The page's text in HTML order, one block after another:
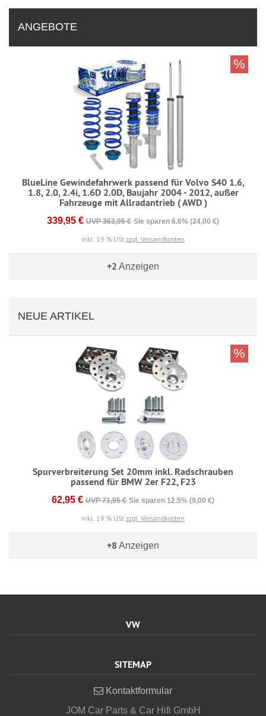
ANGEBOTE
BlueLine Gewindefahrwerk passend für Volvo S40 1.6,
1.8, 2.0, 2.4i, 1.6D 2.0D, Baujahr 2004 - 2012, außer
Fahrzeuge mit Allradantrieb ( AWD )
339,95 € UVP 363,95 € Sie sparen 6.6% (24,00 €)
inkl. 19 % USt zzgl. Versandkosten
%
+2 Anzeigen
NEUE ARTIKEL
Spurverbreiterung Set 20mm inkl. Radschrauben
passend für BMW 2er F22, F23
62,95 € UVP 71,95 € Sie sparen 12.5% (9,00 €)
inkl. 19 % USt zzgl. Versandkosten
%
+8 Anzeigen
VW
SITEMAP
Kontaktformular
JOM Car Parts & Car Hifi GmbH